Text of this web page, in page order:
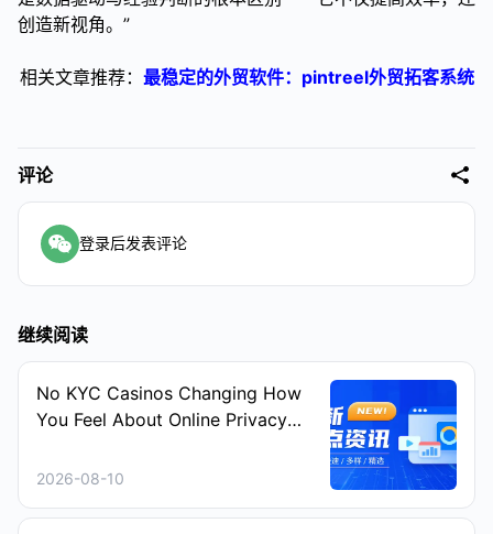
创造新视角。”
相关文章推荐： 最稳定的外贸软件：pintreel外贸拓客系统
评论
登录后发表评论
继续阅读
No KYC Casinos Changing How
You Feel About Online Privacy
2026-08-10